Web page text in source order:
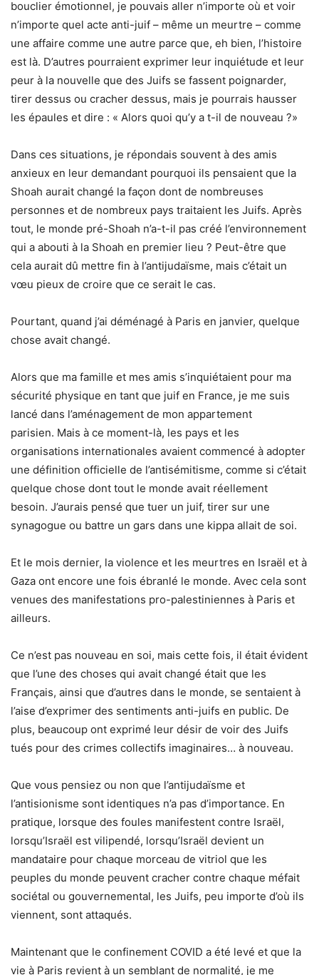
bouclier émotionnel, je pouvais aller n’importe où et voir
n’importe quel acte anti-juif – même un meurtre – comme
une affaire comme une autre parce que, eh bien, l’histoire
est là. D’autres pourraient exprimer leur inquiétude et leur
peur à la nouvelle que des Juifs se fassent poignarder,
tirer dessus ou cracher dessus, mais je pourrais hausser
les épaules et dire : « Alors quoi qu’y a t-il de nouveau ?»
Dans ces situations, je répondais souvent à des amis
anxieux en leur demandant pourquoi ils pensaient que la
Shoah aurait changé la façon dont de nombreuses
personnes et de nombreux pays traitaient les Juifs. Après
tout, le monde pré-Shoah n’a-t-il pas créé l’environnement
qui a abouti à la Shoah en premier lieu ? Peut-être que
cela aurait dû mettre fin à l’antijudaïsme, mais c’était un
vœu pieux de croire que ce serait le cas.
Pourtant, quand j’ai déménagé à Paris en janvier, quelque
chose avait changé.
Alors que ma famille et mes amis s’inquiétaient pour ma
sécurité physique en tant que juif en France, je me suis
lancé dans l’aménagement de mon appartement
parisien. Mais à ce moment-là, les pays et les
organisations internationales avaient commencé à adopter
une définition officielle de l’antisémitisme, comme si c’était
quelque chose dont tout le monde avait réellement
besoin. J’aurais pensé que tuer un juif, tirer sur une
synagogue ou battre un gars dans une kippa allait de soi.
Et le mois dernier, la violence et les meurtres en Israël et à
Gaza ont encore une fois ébranlé le monde. Avec cela sont
venues des manifestations pro-palestiniennes à Paris et
ailleurs.
Ce n’est pas nouveau en soi, mais cette fois, il était évident
que l’une des choses qui avait changé était que les
Français, ainsi que d’autres dans le monde, se sentaient à
l’aise d’exprimer des sentiments anti-juifs en public. De
plus, beaucoup ont exprimé leur désir de voir des Juifs
tués pour des crimes collectifs imaginaires… à nouveau.
Que vous pensiez ou non que l’antijudaïsme et
l’antisionisme sont identiques n’a pas d’importance. En
pratique, lorsque des foules manifestent contre Israël,
lorsqu’Israël est vilipendé, lorsqu’Israël devient un
mandataire pour chaque morceau de vitriol que les
peuples du monde peuvent cracher contre chaque méfait
sociétal ou gouvernemental, les Juifs, peu importe d’où ils
viennent, sont attaqués.
Maintenant que le confinement COVID a été levé et que la
vie à Paris revient à un semblant de normalité, je me